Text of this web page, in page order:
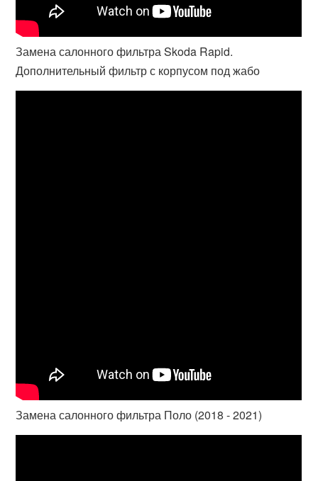
Замена салонного фильтра Skoda Rapid.
Дополнительный фильтр с корпусом под жабо
Замена салонного фильтра Поло (2018 - 2021)